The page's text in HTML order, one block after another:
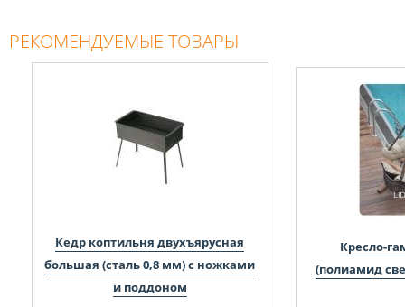
РЕКОМЕНДУЕМЫЕ ТОВАРЫ
Кедр коптильня двухъярусная
большая (сталь 0,8 мм) с ножками
и поддоном
Кресло-
(полиамид